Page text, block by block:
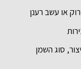
או עשב רענן
סוג השמן